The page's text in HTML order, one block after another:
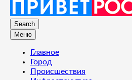
Search
Меню
Главное
Город
Происшествия